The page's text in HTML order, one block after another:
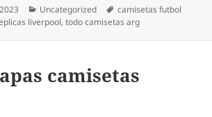
Categorías
Uncategorized Etiquetas
camisetas futbol
liverpool,todo camisetas arg
camisetas